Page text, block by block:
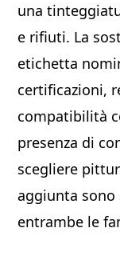
una
e rifiuti. La
etichetta
certificazioni,
compatibilità
presenza di
scegliere
aggiunta sono
entrambe le